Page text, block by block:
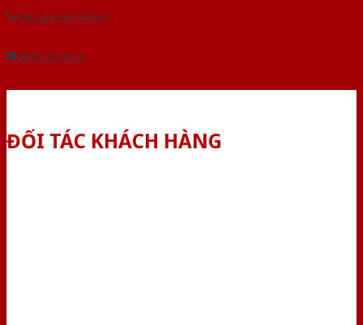
Yêu cầu gọi lại (3 phút)
Dành cho đại lý
ĐỐI TÁC KHÁCH HÀNG